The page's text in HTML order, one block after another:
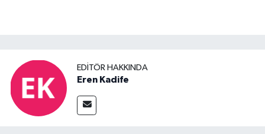
EDITÖR HAKKINDA
Eren Kadife